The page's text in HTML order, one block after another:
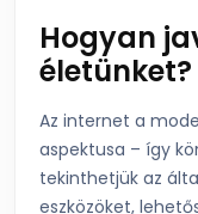
Hogyan
életünket?
Az internet a
aspektusa – így
tekinthetjük az
eszközöket,